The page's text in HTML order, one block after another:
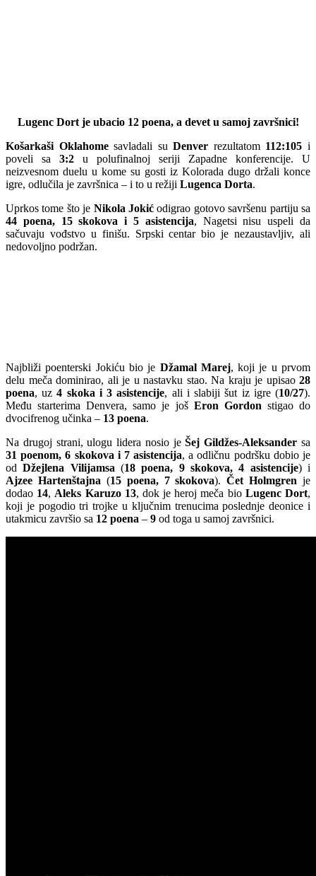
Lugenc Dort je ubacio 12 poena, a devet u samoj završnici!
Košarkaši Oklahomesavladali suDenver rezultatom 112:105 i
poveli sa 3:2 u polufinalnoj seriji Zapadne konferencije. U
neizvesnom duelu u kome su gosti iz Kolorada dugo držali konce
igre, odlučila je završnica – i to u režiji Lugenca Dorta.
Uprkos tome što je Nikola Jokić odigrao gotovo savršenu partiju sa
44 poena, 15 skokova i 5 asistencija, Nagetsi nisu uspeli da
sačuvaju vođstvo u finišu. Srpski centar bio je nezaustavljiv, ali
nedovoljno podržan.
Najbliži poenterski Jokiću bio je Džamal Marej, koji je u prvom
delu meča dominirao, ali je u nastavku stao. Na kraju je upisao 28
poena, uz4 skoka i 3 asistencije, ali i slabiji šut iz igre (10/27).
Među starterima Denvera, samo je još Eron Gordon stigao do
dvocifrenog učinka – 13 poena.
Na drugoj strani, ulogu lidera nosio jeŠej Gildžes-Aleksander sa
31 poenom, 6 skokova i 7 asistencija, a odličnu podršku dobio je
odDžejlena Vilijamsa (18 poena, 9 skokova, 4 asistencije) i
Ajzee Hartenštajna (15 poena, 7 skokova).Čet Holmgren je
dodao 14, Aleks Karuzo 13, dok je heroj meča bio Lugenc Dort,
koji je pogodio tri trojke u ključnim trenucima poslednje deonice i
utakmicu završio sa 12 poena – 9 od toga u samoj završnici.